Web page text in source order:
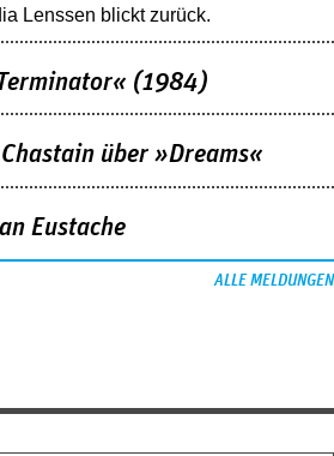
Lenssen blickt zurück.
(1984)
über »Dreams«
Eustache
ALLE MELDUNGEN